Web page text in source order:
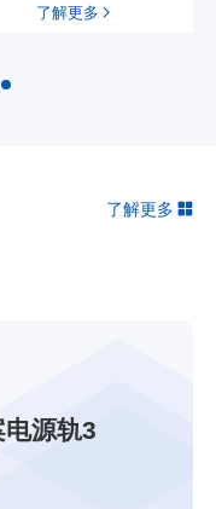
了解更多
了解更多
源轨3